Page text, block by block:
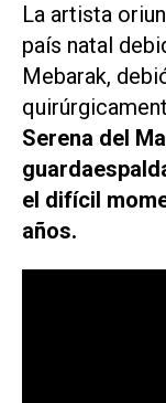
La artista
país natal
Mebarak,
Serena del
el difícil
años.